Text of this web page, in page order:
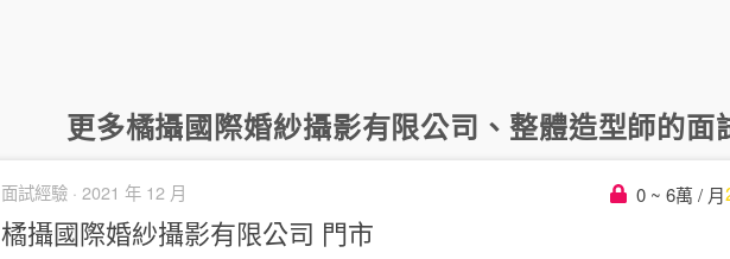
更多橘攝國際婚紗攝影有限公司 、 整體造型師的面
面試經驗 · 2021 年 12 月 0 ~ 6萬 / 月
橘攝國際婚紗攝影有限公司 門市